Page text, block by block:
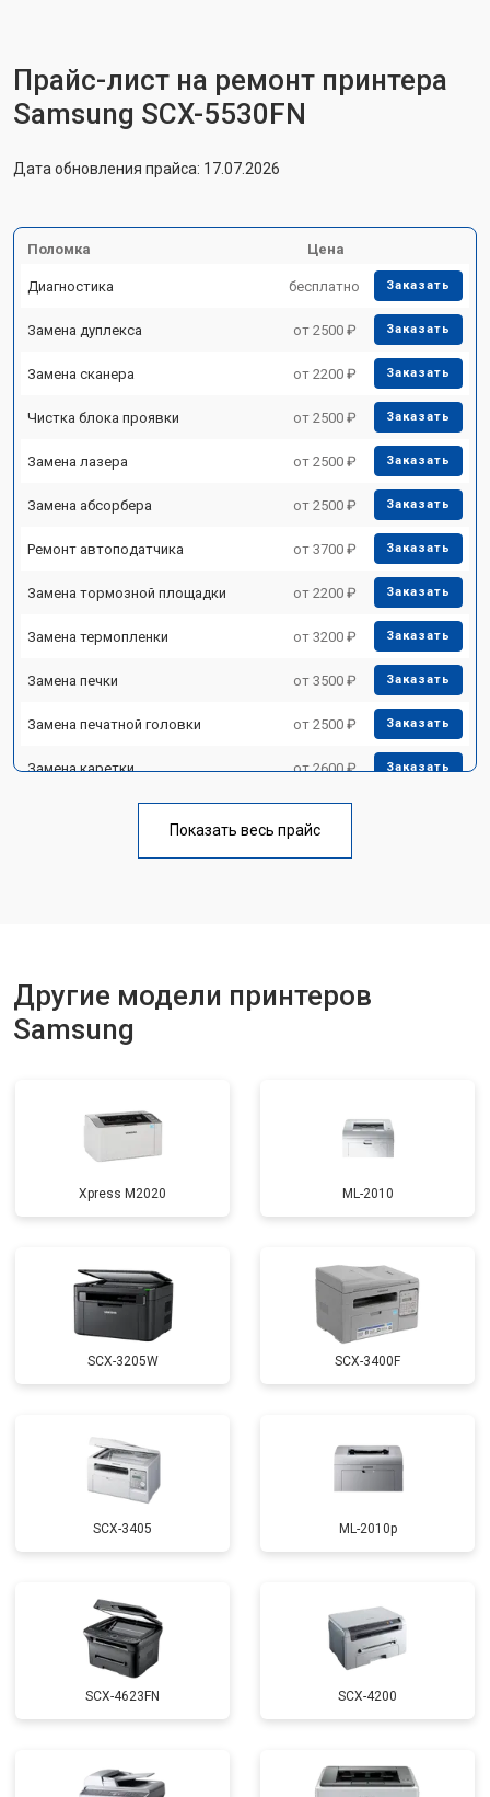
Прайс-лист на ремонт принтера
Samsung SCX-5530FN
Дата обновления прайса: 17.07.2026
Поломка Цена
Диагностика бесплатно Заказать
Замена дуплекса от 2500 ₽ Заказать
Замена сканера от 2200 ₽ Заказать
Чистка блока проявки от 2500 ₽ Заказать
Замена лазера от 2500 ₽ Заказать
Замена абсорбера от 2500 ₽ Заказать
Ремонт автоподатчика от 3700 ₽ Заказать
Замена тормозной площадки от 2200 ₽ Заказать
Замена термопленки от 3200 ₽ Заказать
Замена печки от 3500 ₽ Заказать
Замена печатной головки от 2500 ₽ Заказать
Замена каретки от 2600 ₽ Заказать
Замена блока питания от 2300 ₽
Показать весь прайс
Другие модели принтеров
Samsung
Xpress M2020 ML-2010
SCX-3205W SCX-3400F
SCX-3405 ML-2010p
SCX-4623FN SCX-4200